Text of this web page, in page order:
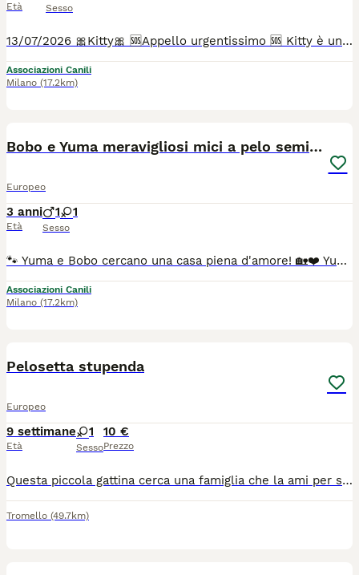
Età Sesso
13/07/2026 🎀Kitty🎀 🆘Appello urgentissimo 🆘 Kitty è una spettacolare gattina bianca e nera dai bellissimi occhi color smeraldo, che cerca urgentemente adozione 🏡 Guardate la tenerezza di queste foto. ❤️ Kitty e’ nata senza una piccola parte del piedino, ma è una micina come tutte le altre, gioca, salta, corre, ma soprattutto è di una dolcezza fuori dal comune.😍 Kitty ha 3 mesi e verrà affidata vaccinata, sverminata e microchippata. La mamma è testata Fiv e Felv negativa. Adottabile solo a Milano, provincia e città limitrofe . Per info solo whatsapp cell 393392619577 Patricia ☎️ Grazie 🙏
Associazioni Canili
Milano (17.2km)
Bobo e Yuma meravigliosi mici a pelo semilungo
Europeo
3 anni
Età
1 1
Sesso
🐾 Yuma e Bobo cercano una casa piena d'amore! 🏡❤️ Yuma e Bobo sono due splendidi gatti a pelo semilungo di 3 anni, inseparabili e pronti a conquistare il cuore della loro futura famiglia. Sono dolcissimi, super socievoli e amano le coccole. Non sono affatto diffidenti: accolgono con curiosità e serenità anche le persone che incontrano per la prima volta. Adorano trascorrere il tempo sul balcone o in terrazzo, osservando il mondo in totale relax, e convivono tranquillamente con un cane di grossa taglia. ✔️ 3 anni ✔️ Sterilizzati ✔️ Test FIV e FeLV negativi Si affidano nelle provincie di MILANO, MONZA BRIANZA, COMO, VARESE. Se pensi di poter offrire a Yuma e Bobo la casa che meritano, contatta DNA Animale. 📞 351 967 6190 Via whatsapp ☎️ Grazie 🙏
Associazioni Canili
Milano (17.2km)
Pelosetta stupenda
Europeo
9 settimane
Età
1
Sesso
10 €
Prezzo
Questa piccola gattina cerca una famiglia che la ami per sempre. E stata già spulciata e sverminata Mangia già in autonomia e usa la lettiera. Și trova a Dorno in provincia di Pavia.
Tromello (49.7km)